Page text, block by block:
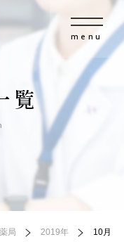
menu
覧
局 2019年 10月